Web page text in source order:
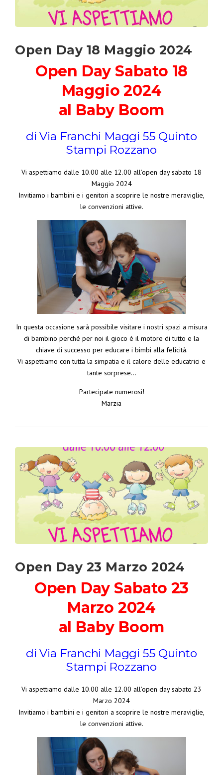
Open Day 18 Maggio 2024
Open Day Sabato 18
Maggio 2024
al Baby Boom
di Via Franchi Maggi 55 Quinto
Stampi Rozzano
Vi aspettiamo dalle 10.00 alle 12.00 all’open day sabato 18
Maggio 2024
Invitiamo i bambini e i genitori a scoprire le nostre meraviglie,
le convenzioni attive.
In questa occasione sarà possibile visitare i nostri spazi a misura
di bambino perché per noi il gioco è il motore di tutto e la
chiave di successo per educare i bimbi alla felicità.
Vi aspettiamo con tutta la simpatia e il calore delle educatrici e
tante sorprese…
Partecipate numerosi!
Marzia
Open Day 23 Marzo 2024
Open Day Sabato 23
Marzo 2024
al Baby Boom
di Via Franchi Maggi 55 Quinto
Stampi Rozzano
Vi aspettiamo dalle 10.00 alle 12.00 all’open day sabato 23
Marzo 2024
Invitiamo i bambini e i genitori a scoprire le nostre meraviglie,
le convenzioni attive.